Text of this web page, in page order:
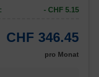
- CHF 5.15
CHF 346.45
pro Monat